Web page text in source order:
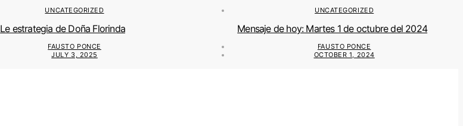
UNCATEGORIZED
Le estrategia de Doña Florinda
FAUSTO PONCE
JULY 3, 2025
UNCATEGORIZED
Mensaje de hoy: Martes 1 de octubre del 2024
FAUSTO PONCE
OCTOBER 1, 2024